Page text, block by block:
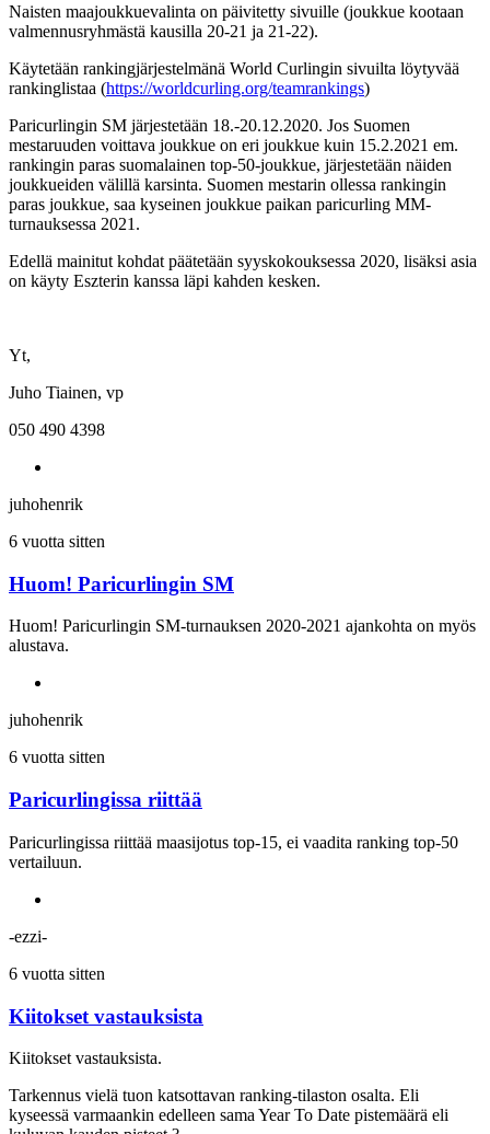
Naisten maajoukkuevalinta on päivitetty sivuille (joukkue kootaan
valmennusryhmästä kausilla 20-21 ja 21-22).
Käytetään rankingjärjestelmänä World Curlingin sivuilta löytyvää
rankinglistaa (https://worldcurling.org/teamrankings)
Paricurlingin SM järjestetään 18.-20.12.2020. Jos Suomen
mestaruuden voittava joukkue on eri joukkue kuin 15.2.2021 em.
rankingin paras suomalainen top-50-joukkue, järjestetään näiden
joukkueiden välillä karsinta. Suomen mestarin ollessa rankingin
paras joukkue, saa kyseinen joukkue paikan paricurling MM-
turnauksessa 2021.
Edellä mainitut kohdat päätetään syyskokouksessa 2020, lisäksi asia
on käyty Eszterin kanssa läpi kahden kesken.
Yt,
Juho Tiainen, vp
050 490 4398
juhohenrik
6 vuotta sitten
Huom! Paricurlingin SM
Huom! Paricurlingin SM-turnauksen 2020-2021 ajankohta on myös
alustava.
juhohenrik
6 vuotta sitten
Paricurlingissa riittää
Paricurlingissa riittää maasijotus top-15, ei vaadita ranking top-50
vertailuun.
-ezzi-
6 vuotta sitten
Kiitokset vastauksista
Kiitokset vastauksista.
Tarkennus vielä tuon katsottavan ranking-tilaston osalta. Eli
kyseessä varmaankin edelleen sama Year To Date pistemäärä eli